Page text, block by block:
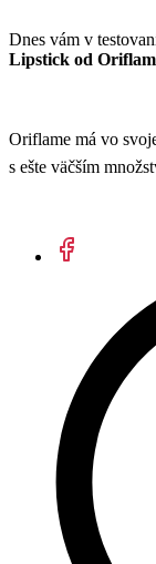
Dnes vám v
Lipstick od
Oriflame má vo
s ešte väčším